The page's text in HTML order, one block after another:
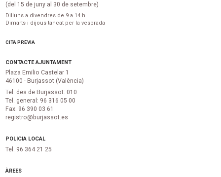
(del 15 de juny al 30 de setembre)
Dilluns a divendres de 9 a 14 h
Dimarts i dijous tancat per la vesprada
CITA PRÈVIA
CONTACTE AJUNTAMENT
Plaza Emilio Castelar 1
46100 · Burjassot (València)
Tel. des de Burjassot: 010
Tel. general: 96 316 05 00
Fax. 96 390 03 61
registro@burjassot.es
POLICIA LOCAL
Tel. 96 364 21 25
ÀREES